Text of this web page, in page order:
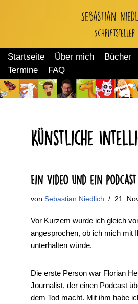
springen
Sebastian
Schriftsteller
Startseite Über mich Bücher
Termine
FAQ
Künstliche
Ein Video und ein Podcast
von Sebastian Niedlich 21.
Vor Kurzem wurde ich gleich
angesprochen, ob ich mich mit
unterhalten würde.
Die erste Person war Florian
Journalist, der einen Podcast
dem Tod macht. Mit ihm habe